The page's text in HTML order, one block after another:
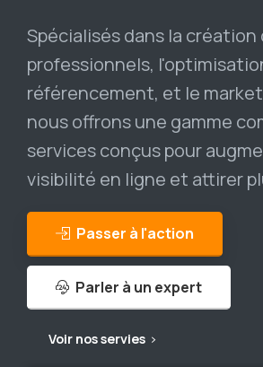
Spécialisés dans la
professionnels,
référencement, et le
nous offrons une gamme
services conçus pour
visibilité en ligne et attirer
Passer à l'action
Parler à un expert
Voir nos servies